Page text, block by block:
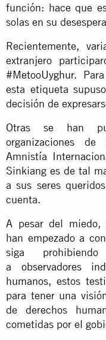
función: hace que
solas en su
Recientemente,
extranjero
#MetooUyghur.
esta etiqueta
decisión de
Otras se han
organizaciones de
Amnistía
Sinkiang es de tal
a sus seres
cuenta.
A pesar del miedo,
han empezado a
siga
a observadores
humanos, estos
para tener una
de derechos
cometidas por el